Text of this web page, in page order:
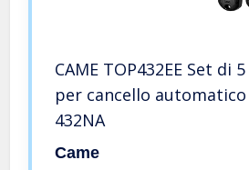
CAME TOP432EE Set di
per cancello automatico
432NA
Came